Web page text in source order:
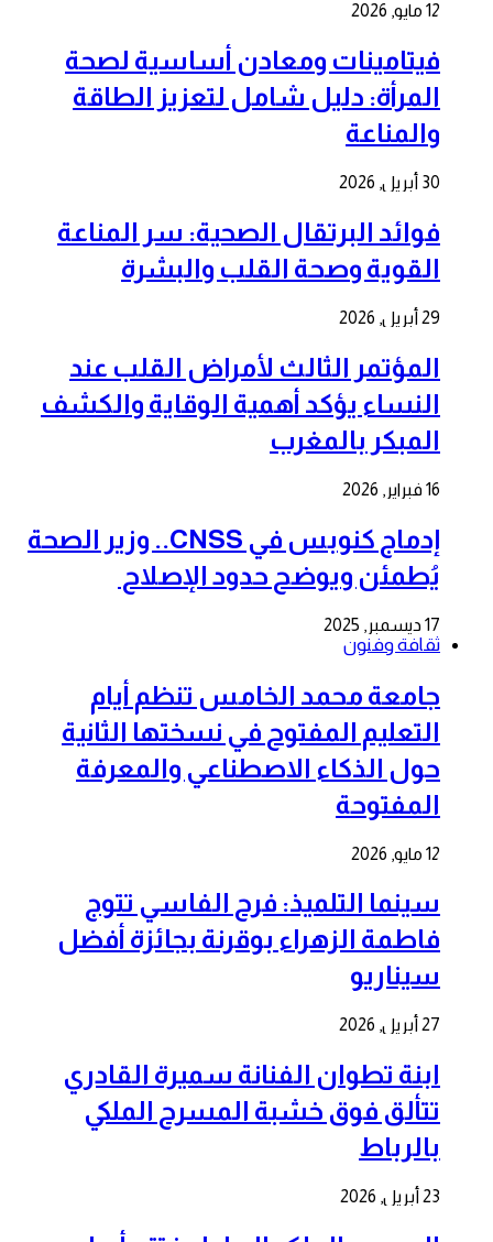
12 مايو, 2026
فيتامينات ومعادن أساسية لصحة
المرأة: دليل شامل لتعزيز الطاقة
والمناعة
30 أبريل, 2026
فوائد البرتقال الصحية: سر المناعة
القوية وصحة القلب والبشرة
29 أبريل, 2026
المؤتمر الثالث لأمراض القلب عند
النساء يؤكد أهمية الوقاية والكشف
المبكر بالمغرب
16 فبراير, 2026
إدماج كنوبس في CNSS.. وزير الصحة
يُطمئن ويوضح حدود الإصلاح
17 ديسمبر, 2025
ثقافة وفنون
جامعة محمد الخامس تنظم أيام
التعليم المفتوح في نسختها الثانية
حول الذكاء الاصطناعي والمعرفة
المفتوحة
12 مايو, 2026
سينما التلميذ: فرح الفاسي تتوج
فاطمة الزهراء بوقرنة بجائزة أفضل
سيناريو
27 أبريل, 2026
ابنة تطوان الفنانة سميرة القادري
تتألق فوق خشبة المسرح الملكي
بالرباط
23 أبريل, 2026